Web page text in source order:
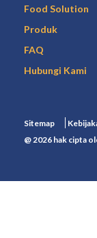
Food Solution
Produk
FAQ
Hubungi Kami
Sitemap
@ 2026 hak cipta